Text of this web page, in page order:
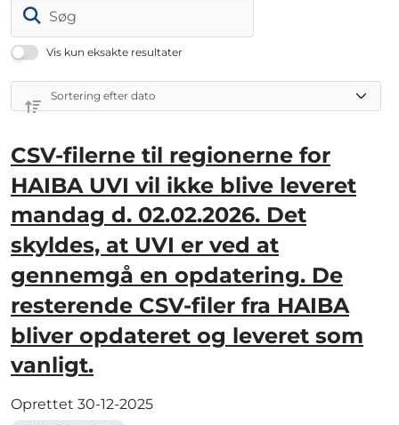
Vis kun eksakte resultater
CSV-filerne til regionerne for
HAIBA UVI vil ikke blive leveret
mandag d. 02.02.2026. Det
skyldes, at UVI er ved at
gennemgå en opdatering. De
resterende CSV-filer fra HAIBA
bliver opdateret og leveret som
vanligt.
Oprettet 30-12-2025